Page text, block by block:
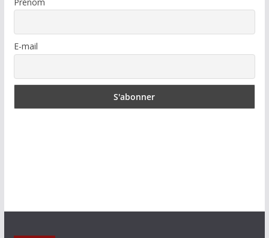
E-mail